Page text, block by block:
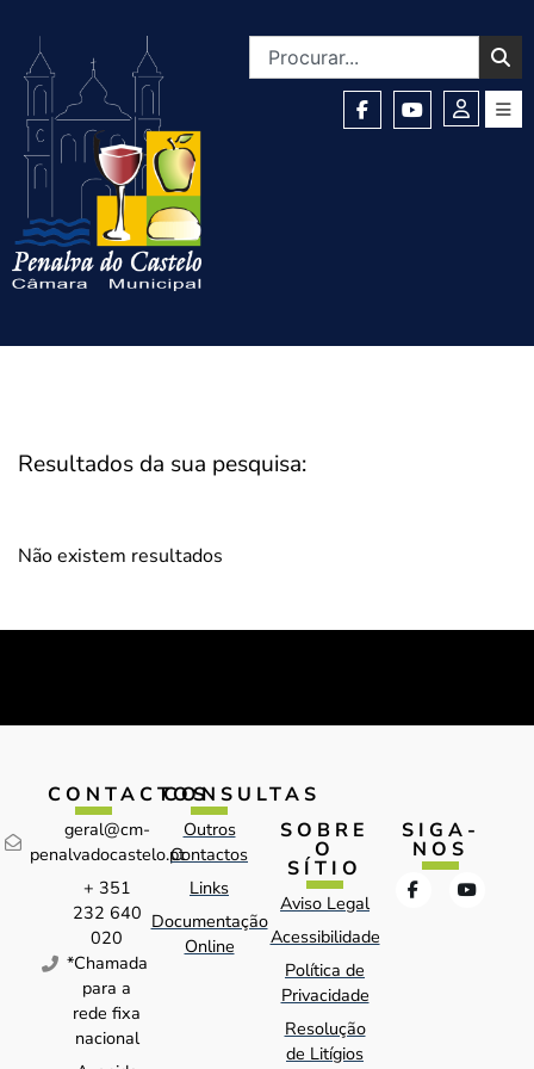
Resultados da sua pesquisa:
Não existem resultados
CONTACTOS
geral@cm-
penalvadocastelo.pt
+ 351
232 640
020
*Chamada
para a
rede fixa
nacional
CONSULTAS
Outros
Contactos
Links
Documentação
Online
SOBRE
O
SÍTIO
Aviso Legal
Acessibilidade
Política de
Privacidade
Resolução
de Litígios
SIGA-
NOS